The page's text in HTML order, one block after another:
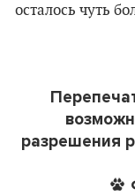
осталось чуть
разрешения